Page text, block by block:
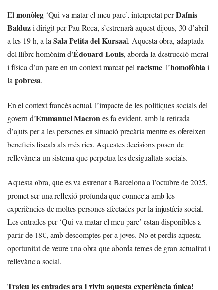
El monòleg ‘Qui va matar el meu pare’, interpretat perDafnis
Balduzi dirigit per Pau Roca, s’estrenarà aquest dijous, 30 d’abril
a les 19 h, a la Sala Petita del Kursaal. Aquesta obra, adaptada
del llibre homònim d’Édouard Louis, aborda la destrucció moral
i física d’un pare en un context marcat pel racisme, l’homofòbiai
la pobresa.
En el context francès actual, l’impacte de les polítiques socials del
govern d’Emmanuel Macrones fa evident, amb la retirada
d’ajuts per a les persones en situació precària mentre es ofereixen
beneficis fiscals als més rics. Aquestes decisions posen de
rellevància un sistema que perpetua les desigualtats socials.
Aquesta obra, que es va estrenar a Barcelona a l’octubre de 2025,
promet ser una reflexió profunda que connecta amb les
experiències de moltes persones afectades per la injustícia social.
Les entrades per ‘Qui va matar el meu pare’ estan disponibles a
partir de 18€, amb descomptes per a joves. No et perdis aquesta
oportunitat de veure una obra que aborda temes de gran actualitat i
rellevància social.
Traieu les entrades ara i viviu aquesta experiència única!